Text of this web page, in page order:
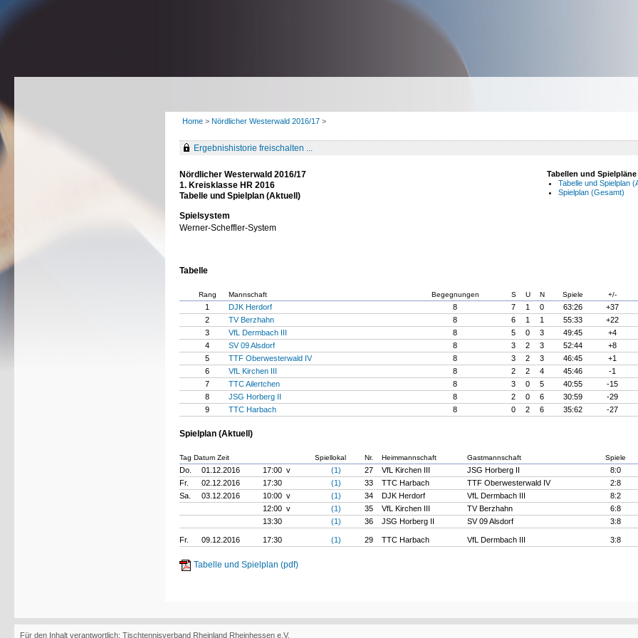
Home > Nördlicher Westerwald 2016/17 >
Ergebnishistorie freischalten ...
Nördlicher Westerwald 2016/17
1. Kreisklasse HR 2016
Tabelle und Spielplan (Aktuell)
Spielsystem
Werner-Scheffler-System
Tabellen und Spielpläne
Tabelle und Spielplan
Spielplan (Gesamt)
Tabelle
Rang Mannschaft Begegnungen S U N Spiele +/-
1 DJK Herdorf 8 7 1 0 63:26 +37
2
TV Berzhahn 8 6 1 1 55:33 +22
3
VfL Dermbach III 8 5 0 3 49:45 +4
4
SV 09 Alsdorf 8 3 2 3 52:44 +8
5
TTF Oberwesterwald IV 8 3 2 3 46:45 +1
6
VfL Kirchen III 8 2 2 4 45:46 -1
7
TTC Ailertchen 8 3 0 5 40:55 -15
8
JSG Horberg II 8 2 0 6 30:59 -29
9
TTC Harbach 8 0 2 6 35:62 -27
Spielplan (Aktuell)
Tag Datum Zeit Spiellokal Nr. Heimmannschaft Gastmannschaft Spiele
Do. 01.12.2016 17:00 v (1) 27 VfL Kirchen III JSG Horberg II 8:0
Fr.
02.12.2016 17:30 (1) 33 TTC Harbach TTF Oberwesterwald IV
2:8
Sa.
03.12.2016 10:00 v (1) 34 DJK Herdorf VfL Dermbach III
8:2
12:00 v
(1) 35 VfL Kirchen III TV Berzhahn
6:8
13:30
(1) 36 JSG Horberg II SV 09 Alsdorf 3:8
Fr. 09.12.2016 17:30 (1) 29 TTC Harbach VfL Dermbach III 3:8
Tabelle und Spielplan (pdf)
Für den Inhalt verantwortlich: Tischtennisverband Rheinland Rheinhessen e.V.